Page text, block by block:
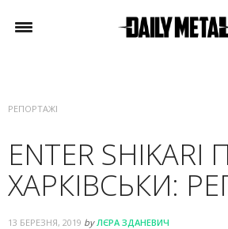
РЕПОРТАЖІ
ENTER SHIKARI
ХАРКІВСЬКИ:
13 БЕРЕЗНЯ, 2019 by ЛЄРА ЗДАНЕВИЧ